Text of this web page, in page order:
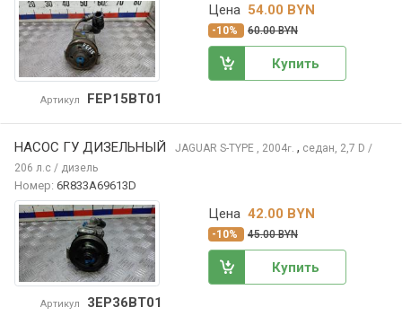
Артикул FEP15BT01
Цена 54.00 BYN
-10% 60.00 BYN
Купить
НАСОС ГУ ДИЗЕЛЬНЫЙ JAGUAR S-TYPE , 2004г. , седан, 2,7 D /
206 л.с / дизель
Номер: 6R833A69613D
Артикул 3EP36BT01
Цена 42.00 BYN
-10% 45.00 BYN
Купить